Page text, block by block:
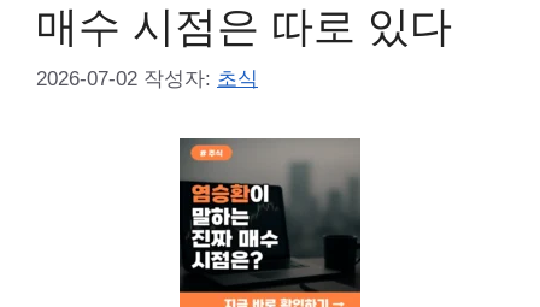
매수 시점은 따로 있다
2026-07-02 작성자: 초식